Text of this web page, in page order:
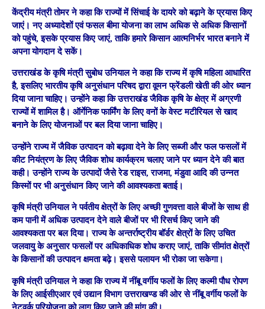
केंद्रीय मंत्री तोमर ने कहा कि राज्यों में सिंचाई के दायरे को बढ़ाने के प्रयास किए
जाएं। नए अध्यादेशों एवं फसल बीमा योजना का लाभ अधिक से अधिक किसानों
को पहुंचे, इसके प्रयास किए जाएं, ताकि हमारे किसान आत्मनिर्भर भारत बनाने में
अपना योगदान दे सकें।
उत्तराखंड के कृषि मंत्री सुबोध उनियाल ने कहा कि राज्य में कृषि महिला आधारित
है, इसलिए भारतीय कृषि अनुसंधान परिषद द्वारा वूमन फ्रेंडली खेती की ओर ध्यान
दिया जाना चाहिए। उन्होंने कहा कि उत्तराखंड जैविक कृषि के क्षेत्र में अग्रणी
राज्यों में शामिल है। ऑर्गेनिक फार्मिंग के लिए वनों के वेस्ट मटीरियल से खाद
बनाने के लिए योजनाओं पर बल दिया जाना चाहिए।
उन्होंने राज्य में जैविक उत्पादन को बढ़ावा देने के लिए सब्जी और फल फसलों में
कीट नियंत्रण के लिए जैविक शोध कार्यक्रम चलाए जाने पर ध्यान देने की बात
कही। उन्होंने राज्य के उत्पादों जैसे रेड राइस, राजमा, मंडुवा आदि की उन्नत
किस्मों पर भी अनुसंधान किए जाने की आवश्यकता बताई।
कृषि मंत्री उनियाल ने पर्वतीय क्षेत्रों के लिए अच्छी गुणवत्ता वाले बीजों के साथ ही
कम पानी में अधिक उत्पादन देने वाले बीजों पर भी रिसर्च किए जाने की
आवश्यकता पर बल दिया। राज्य के अन्तर्राष्ट्रीय बॉर्डर क्षेत्रों के लिए उचित
जलवायु के अनुसार फसलों पर अधिकाधिक शोध कराए जाएं, ताकि सीमांत क्षेत्रों
के किसानों की उत्पादन क्षमता बढ़े। इससे पलायन भी रोका जा सकेगा।
कृषि मंत्री उनियाल ने कहा कि राज्य में नींबू वर्गीय फलों के लिए कल्मी पौध रोपण
के लिए आईसीएआर एवं उद्यान विभाग उत्तराखण्ड की ओर से नींबू वर्गीय फलों के
नेटवर्क परियोजना को लागू किए जाने की मांग की।